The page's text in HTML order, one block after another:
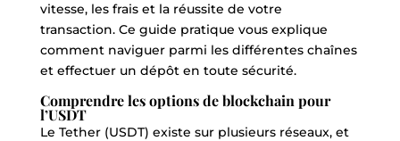
vitesse, les frais et la réussite de votre
transaction. Ce guide pratique vous explique
comment naviguer parmi les différentes chaînes
et effectuer un dépôt en toute sécurité.
Comprendre les options de blockchain pour
l’USDT
Le Tether (USDT) existe sur plusieurs réseaux, et